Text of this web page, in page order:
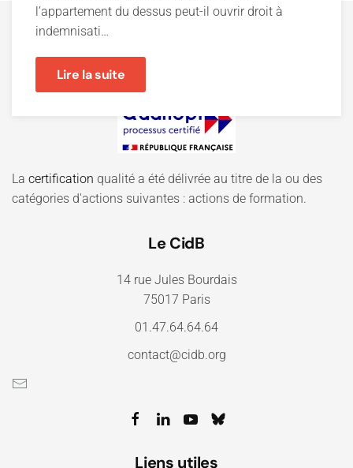
l’appartement du dessus peut-il ouvrir droit à
indemnisati…
Lire la suite
La certification qualité a été délivrée au titre de la ou des
catégories d'actions suivantes : actions de formation.
Le CidB
14 rue Jules Bourdais
75017 Paris
01.47.64.64.64
contact@cidb.org
Liens utiles